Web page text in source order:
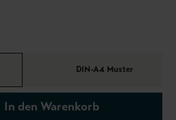
DIN-A4 Muster
In den Warenkorb